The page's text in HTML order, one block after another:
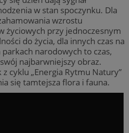
w stan spoczynku. Dla
wzrostu
życiowych przy jednoczesnym
do życia, dla innych czas na
narodowych to czas,
najbarwniejszy obraz.
cyklu „Energia Rytmu Natury”
się tamtejsza flora i fauna.